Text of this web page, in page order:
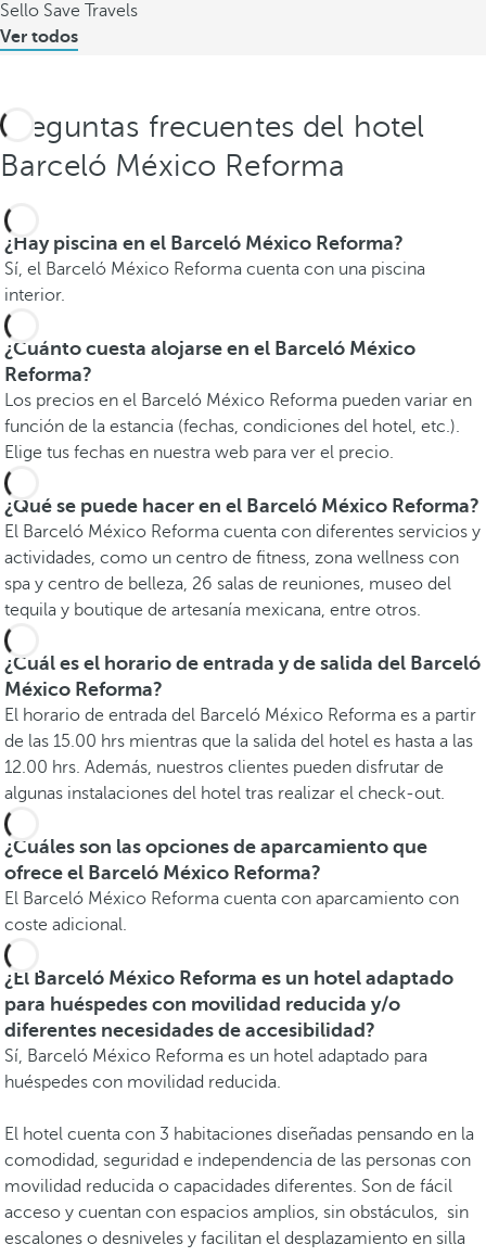
Sello Save Travels
Ver todos
Preguntas frecuentes del hotel
Barceló México Reforma
¿Hay piscina en el Barceló México Reforma?
Sí, el Barceló México Reforma cuenta con una piscina
interior.
¿Cuánto cuesta alojarse en el Barceló México
Reforma?
Los precios en el Barceló México Reforma pueden variar en
función de la estancia (fechas, condiciones del hotel, etc.).
Elige tus fechas en nuestra web para ver el precio.
¿Qué se puede hacer en el Barceló México Reforma?
El Barceló México Reforma cuenta con diferentes servicios y
actividades, como un centro de fitness, zona wellness con
spa y centro de belleza, 26 salas de reuniones, museo del
tequila y boutique de artesanía mexicana, entre otros.
¿Cuál es el horario de entrada y de salida del Barceló
México Reforma?
El horario de entrada del Barceló México Reforma es a partir
de las 15.00 hrs mientras que la salida del hotel es hasta a las
12.00 hrs. Además, nuestros clientes pueden disfrutar de
algunas instalaciones del hotel tras realizar el check-out.
¿Cuáles son las opciones de aparcamiento que
ofrece el Barceló México Reforma?
El Barceló México Reforma cuenta con aparcamiento con
coste adicional.
¿El Barceló México Reforma es un hotel adaptado
para huéspedes con movilidad reducida y/o
diferentes necesidades de accesibilidad?
Sí, Barceló México Reforma es un hotel adaptado para
huéspedes con movilidad reducida.
El hotel cuenta con 3 habitaciones diseñadas pensando en la
comodidad, seguridad e independencia de las personas con
movilidad reducida o capacidades diferentes. Son de fácil
acceso y cuentan con espacios amplios, sin obstáculos, sin
escalones o desniveles y facilitan el desplazamiento en silla